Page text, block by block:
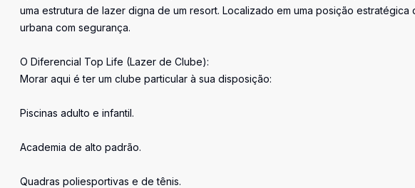
uma estrutura de lazer digna de um resort. Localizado em uma posição
urbana com segurança.
O Diferencial Top Life (Lazer de Clube):
Morar aqui é ter um clube particular à sua disposição:
Piscinas adulto e infantil.
Academia de alto padrão.
Quadras poliesportivas e de tênis.